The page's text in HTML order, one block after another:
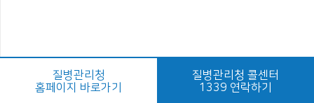
질병관리청
홈페이지 바로가기
질병관리청 콜센터
1339 연락하기